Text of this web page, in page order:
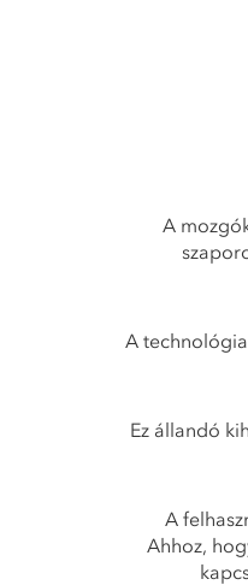
A
A
Ez állandó
A
Ahhoz,